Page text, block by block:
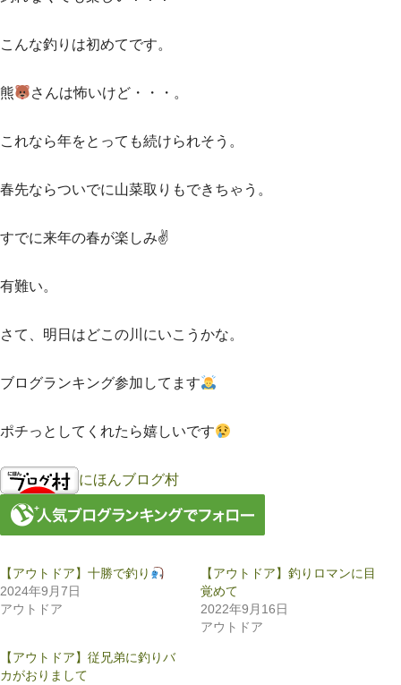
こんな釣りは初めてです。
熊 さんは怖いけど・・・。
これなら年をとっても続けられそう。
春先ならついでに山菜取りもできちゃう。
すでに来年の春が楽しみ✌️
有難い。
さて、明日はどこの川にいこうかな。
ブログランキング参加してます
ポチっとしてくれたら嬉しいです
にほんブログ村
【アウトドア】十勝で釣り
2024年9月7日
アウトドア
【アウトドア】釣りロマンに目
覚めて
2022年9月16日
アウトドア
【アウトドア】従兄弟に釣りバ
カがおりまして